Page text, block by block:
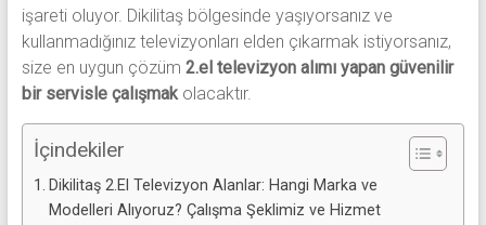
alanlar
adresten
alım
yapıyor
işareti oluyor. Dikilitaş bölgesinde yaşıyorsanız ve
kullanmadığınız televizyonları elden çıkarmak istiyorsanız,
size en uygun çözüm 2.el televizyon alımı yapan güvenilir
bir servisle çalışmakolacaktır.
İçindekiler
Dikilitaş 2.El Televizyon Alanlar: Hangi Marka ve
Modelleri Alıyoruz? Çalışma Şeklimiz ve Hizmet